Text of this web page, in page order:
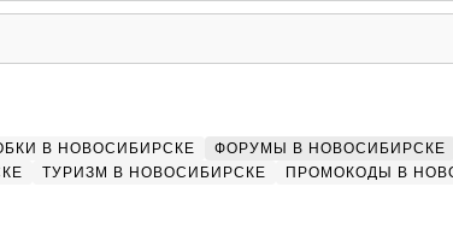
В НОВОСИБИРСКЕ ФОРУМЫ В НОВОСИБИРСКЕ
ТУРИЗМ В НОВОСИБИРСКЕ ПРОМОКОДЫ В